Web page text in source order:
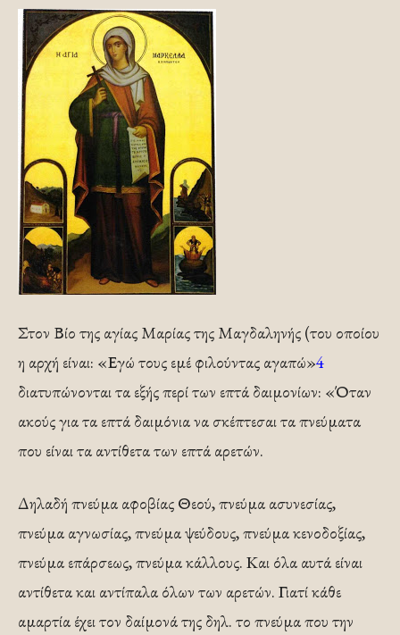
Στον Βίο της αγίας Μαρίας της Μαγδαληνής (του οποίου
η αρχή είναι: «Εγώ τους εμέ φιλούντας αγαπώ»4
διατυπώνονται τα εξής περί των επτά δαιμο­νίων: «Όταν
ακούς για τα επτά δαιμόνια να σκέπτε­σαι τα πνεύματα
που είναι τα αντίθετα των επτά αρε­τών.
Δηλαδή πνεύμα αφοβίας Θεού, πνεύμα ασυνεσίας,
πνεύμα αγνωσίας, πνεύμα ψεύδους, πνεύμα κενο­δοξίας,
πνεύμα επάρσεως, πνεύμα κάλλους. Και όλα αυτά είναι
αντίθετα και αντίπαλα όλων των αρετών. Γιατί κάθε
αμαρτία έχει τον δαίμονά της δηλ. το πνεύ­μα που την